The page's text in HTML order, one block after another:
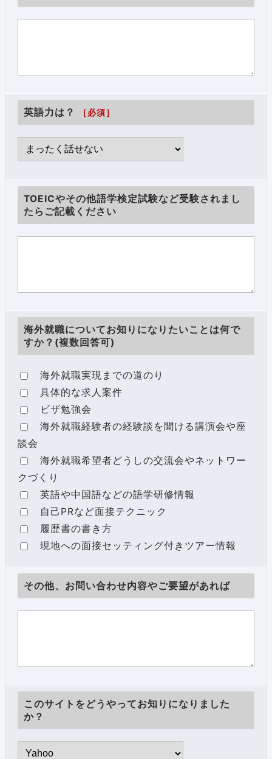
英語力は？ ［必須］
TOEICやその他語学検定試験など受験されまし
たらご記載ください
海外就職についてお知りになりたいことは何で
すか？(複数回答可)
海外就職実現までの道のり
具体的な求人案件
ビザ勉強会
海外就職経験者の経験談を聞ける講演会や座
談会
海外就職希望者どうしの交流会やネットワー
クづくり
英語や中国語などの語学研修情報
自己PRなど面接テクニック
履歴書の書き方
現地への面接セッティング付きツアー情報
その他、お問い合わせ内容やご要望があれば
このサイトをどうやってお知りになりました
か？